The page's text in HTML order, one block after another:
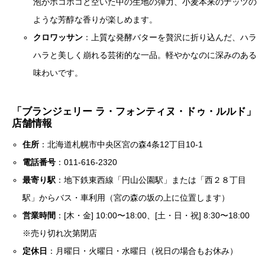
泡がポコポコと空いた中の生地の弾力、小麦本来のナッツの
ような芳醇な香りが楽しめます。
クロワッサン ：上質な発酵バターを贅沢に折り込んだ、ハラ
ハラと美しく崩れる芸術的な一品。軽やかなのに深みのある
味わいです。
「ブランジェリー ラ・フォンティヌ・ドゥ・ルルド」
店舗情報
住所 ：北海道札幌市中央区宮の森4条12丁目10-1
電話番号 ：011-616-2320
最寄り駅 ：地下鉄東西線「円山公園駅」または「西２８丁目
駅」からバス・車利用（宮の森の坂の上に位置します）
営業時間 ：[木・金] 10:00〜18:00、[土・日・祝] 8:30〜18:00
※売り切れ次第閉店
定休日 ：月曜日・火曜日・水曜日（祝日の場合もお休み）